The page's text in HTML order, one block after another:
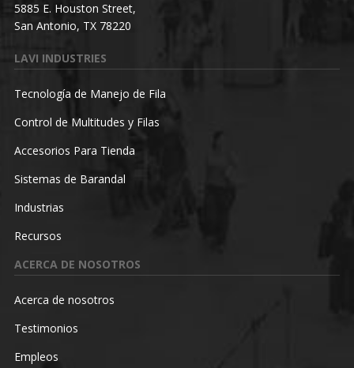
5885 E. Houston Street,
San Antonio, TX 78220
LAVI INDUSTRIES
Tecnología de Manejo de Fila
Control de Multitudes y Filas
Accesorios Para Tienda
Sistemas de Barandal
Industrias
Recursos
ACERCA DE NOSOTROS
Acerca de nosotros
Testimonios
Empleos